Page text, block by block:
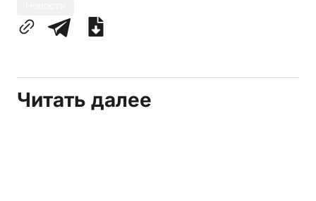
Читать далее